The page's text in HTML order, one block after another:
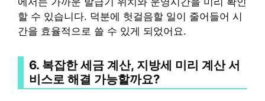
할 수 있습니다. 덕분에 헛걸음할 일이 줄어들어 시
간을 효율적으로 쓸 수 있게 되었어요.
6. 복잡한 세금 계산, 지방세 미리 계산 서
비스로 해결 가능할까요?